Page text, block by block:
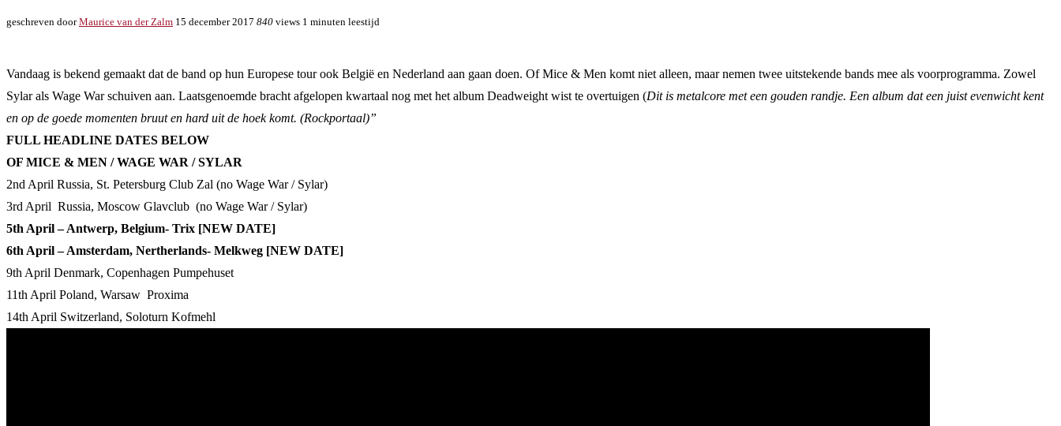
geschreven doorMaurice van der Zalm 15 december 2017 840 views 1 minuten leestijd
Vandaag is bekend gemaakt dat de band op hun Europese tour ook België en Nederland aan gaan doen. Of Mice & Men komt niet alleen, maar nemen twee uitstekende bands mee als voorprogramma. Zowel
Sylar als Wage War schuiven aan. Laatsgenoemde bracht afgelopen kwartaal nog met het album Deadweight wist te overtuigen (Dit is metalcore met een gouden randje. Een album dat een juist evenwicht kent
en op de goede momenten bruut en hard uit de hoek komt. (Rockportaal)”
FULL HEADLINE DATES BELOW
OF MICE & MEN / WAGE WAR / SYLAR
2nd April Russia, St. Petersburg Club Zal (no Wage War / Sylar)
3rd April Russia, Moscow Glavclub (no Wage War / Sylar)
5th April – Antwerp, Belgium- Trix [NEW DATE]
6th April – Amsterdam, Nertherlands- Melkweg [NEW DATE]
9th April Denmark, Copenhagen Pumpehuset
11th April Poland, Warsaw Proxima
14th April Switzerland, Soloturn Kofmehl